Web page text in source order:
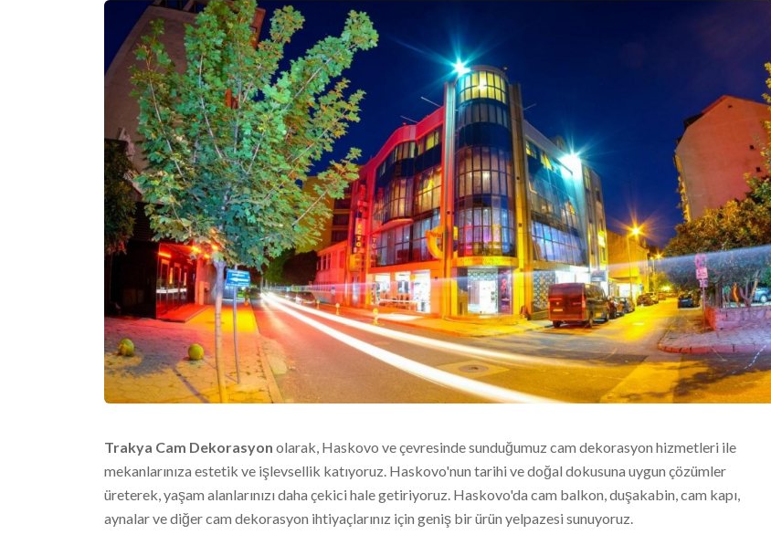
Trakya Cam Dekorasyon olarak, Haskovo ve çevresinde sunduğumuz cam dekorasyon hizmetleri ile
mekanlarınıza estetik ve işlevsellik katıyoruz. Haskovo'nun tarihi ve doğal dokusuna uygun çözümler
üreterek, yaşam alanlarınızı daha çekici hale getiriyoruz. Haskovo'da cam balkon, duşakabin, cam kapı,
aynalar ve diğer cam dekorasyon ihtiyaçlarınız için geniş bir ürün yelpazesi sunuyoruz.